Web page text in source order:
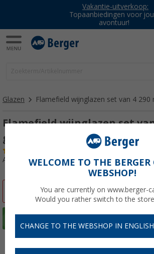
Vakantie-uitverkoop:
Topaanbiedingen voor
avontuur!
Glazen Flamefield wijnglazen set van 4 290
Flamefield wijnglazen set
gekleurd
Artikelnr: 419330WELCOME TO THE
WEBSHOP!
You are currently on www.berger-
Would you rather switch to the store
CHANGE TO THE WEBSHOP IN ENGLISH